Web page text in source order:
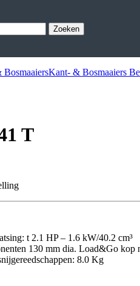
Zoeken
Kant- & Bosmaaiers
T
t 2.1 HP – 1.6 kW/40.2 cm³
130 mm dia. Load&Go
8.0 Kg